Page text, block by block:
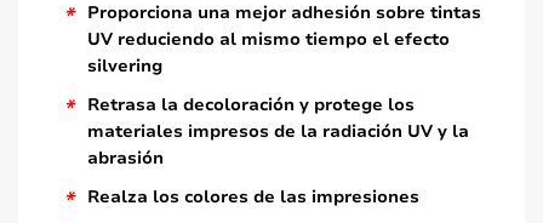
*
Proporciona una mejor adhesión sobre tintas
UV reduciendo al mismo tiempo el efecto
silvering
*
Retrasa la decoloración y protege los
materiales impresos de la radiación UV y la
abrasión
* Realza los colores de las impresiones